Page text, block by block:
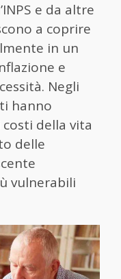
e da altre
a coprire
in un
e
Negli
hanno
della vita
delle
vulnerabili